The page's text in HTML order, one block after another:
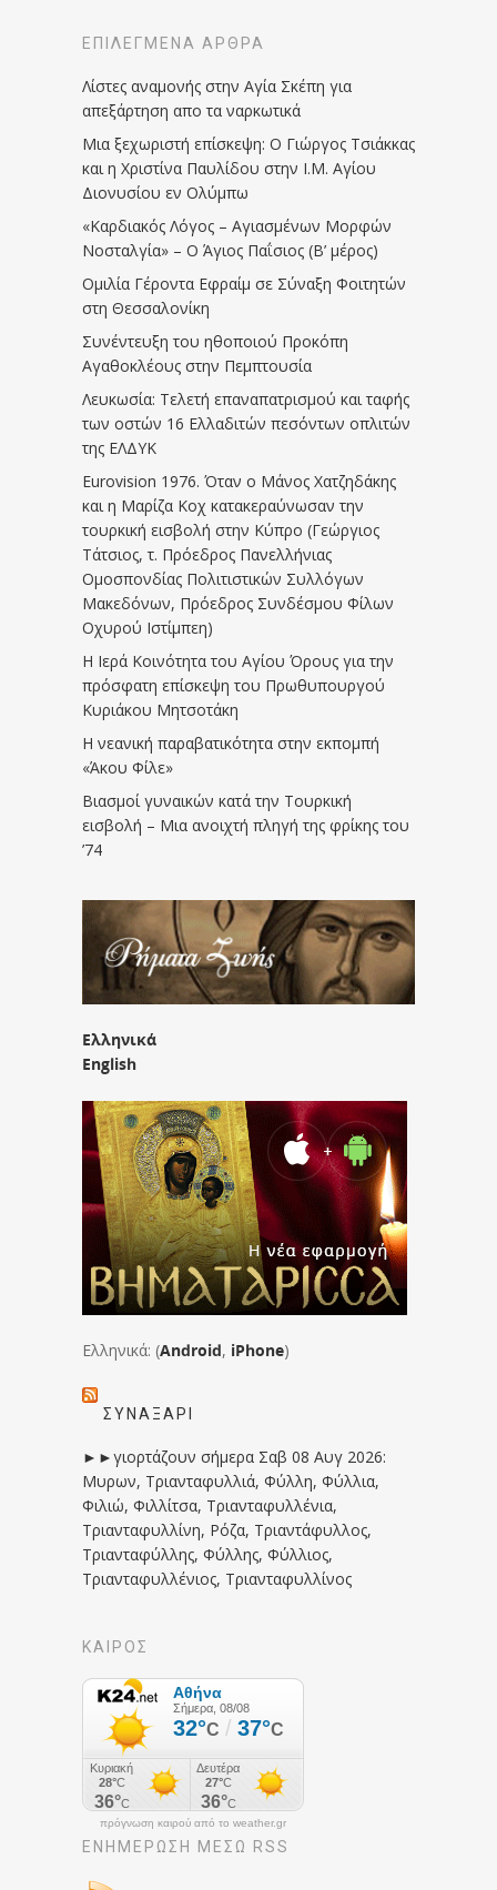
ΕΠΙΛΕΓΜΈΝΑ ΆΡΘΡΑ
Λίστες αναμονής στην Αγία Σκέπη για
απεξάρτηση απο τα ναρκωτικά
Μια ξεχωριστή επίσκεψη: Ο Γιώργος Τσιάκκας
και η Χριστίνα Παυλίδου στην Ι.Μ. Αγίου
Διονυσίου εν Ολύμπω
«Καρδιακός Λόγος – Αγιασμένων Μορφών
Νοσταλγία» – Ο Άγιος Παΐσιος (Β’ μέρος)
Ομιλία Γέροντα Εφραίμ σε Σύναξη Φοιτητών
στη Θεσσαλονίκη
Συνέντευξη του ηθοποιού Προκόπη
Αγαθοκλέους στην Πεμπτουσία
Λευκωσία: Τελετή επαναπατρισμού και ταφής
των οστών 16 Ελλαδιτών πεσόντων οπλιτών
της ΕΛΔΥΚ
Eurovision 1976. Όταν ο Μάνος Χατζηδάκης
και η Μαρίζα Κοχ κατακεραύνωσαν την
τουρκική εισβολή στην Κύπρο (Γεώργιος
Τάτσιος, τ. Πρόεδρος Πανελλήνιας
Ομοσπονδίας Πολιτιστικών Συλλόγων
Μακεδόνων, Πρόεδρος Συνδέσμου Φίλων
Οχυρού Ιστίμπεη)
Η Ιερά Κοινότητα του Αγίου Όρους για την
πρόσφατη επίσκεψη του Πρωθυπουργού
Κυριάκου Μητσοτάκη
Η νεανική παραβατικότητα στην εκπομπή
«Άκου Φίλε»
Βιασμοί γυναικών κατά την Τουρκική
εισβολή – Μια ανοιχτή πληγή της φρίκης του
’74
Ελληνικά
English
Ελληνικά: (Android, iPhone)
ΣΥΝΑΞΆΡΙ
►►γιορτάζουν σήμερα Σαβ 08 Αυγ 2026:
Μυρων, Τριανταφυλλιά, Φύλλη, Φύλλια,
Φιλιώ, Φιλλίτσα, Τριανταφυλλένια,
Τριανταφυλλίνη, Ρόζα, Τριαντάφυλλος,
Τριανταφύλλης, Φύλλης, Φύλλιος,
Τριανταφυλλένιος, Τριανταφυλλίνος
ΚΑΙΡΟΣ
πρόγνωση καιρού από το weather.gr
ΕΝΗΜΈΡΩΣΉ ΜΕΣΩ RSS